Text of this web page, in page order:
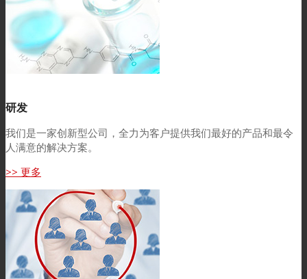
研发
我们是一家创新型公司，全力为客户提供我们最好的产品和最令
人满意的解决方案。
>> 更多